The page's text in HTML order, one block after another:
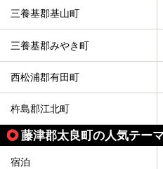
三養基郡基山町
三養基郡みやき町
西松浦郡有田町
杵島郡江北町
藤津郡太良町の人気テー
宿泊